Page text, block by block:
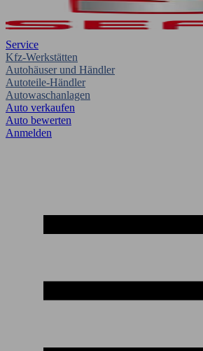
Service
Kfz-Werkstätten
Autohäuser und Händler
Autoteile-Händler
Autowaschanlagen
Auto verkaufen
Auto bewerten
Anmelden